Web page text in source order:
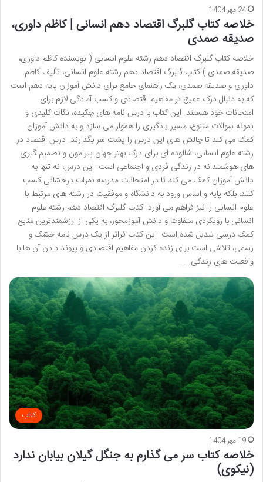
24 مهر 1404
خلاصه کتاب گلبرگ اقتصاد دهم انسانی | کاظم داوری،
صدیقه صمدی
خلاصه کتاب گلبرگ اقتصاد دهم رشته علوم انسانی ( نویسنده کاظم داوری،
صدیقه صمدی ) کتاب گلبرگ اقتصاد دهم رشته علوم انسانی، تألیف کاظم
داوری و صدیقه صمدی، یک راهنمای جامع برای دانش آموزان پایه دهم است
که به دنبال درک عمیق تر مفاهیم اقتصادی و کسب آمادگی لازم برای
امتحانات خود هستند. این کتاب با درس نامه های چکیده، نکات کلیدی و
نمونه سوالات متنوع، مسیر یادگیری را هموار می سازد و به دانش آموزان
کمک می کند تا چالش های این درس را پشت سر بگذارند. درس اقتصاد در
رشته علوم انسانی، شالوده ای برای درک بهتر جهان پیرامون و تصمیم گیری
های هوشمندانه در زندگی فردی و اجتماعی است. این درس، نه تنها به
دانش آموزان کمک می کند تا در امتحانات مدرسه نمرات درخشانی کسب
کنند، بلکه پایه و اساس ورود به دانشگاه و موفقیت در رشته های مرتبط با
علوم انسانی را نیز فراهم می آورد. کتاب گلبرگ اقتصاد دهم رشته علوم
انسانی با رویکردی متفاوت و دانش آموزمحور، به یکی از ارزشمندترین منابع
کمک درسی تبدیل شده است. این کتاب فراتر از یک درس نامه خشک و
رسمی، تلاشی است برای زنده کردن مفاهیم اقتصادی و پیوند دادن آن ها با
واقعیت های زندگی. …
کتاب
19 مهر 1404
خلاصه کتاب سر می گذارم به جنگل گیلان بیابان ندارد
(نیکوی)